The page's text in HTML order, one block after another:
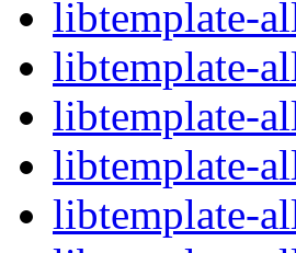
libtemplate-
libtemplate-
libtemplate-
libtemplate-
libtemplate-